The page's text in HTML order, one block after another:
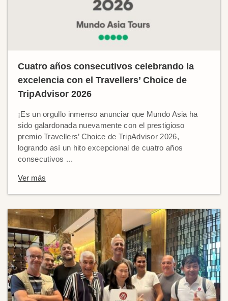
Cuatro años consecutivos celebrando la
excelencia con el Travellers’ Choice de
TripAdvisor 2026
¡Es un orgullo inmenso anunciar que Mundo Asia ha
sido galardonada nuevamente con el prestigioso
premio Travellers’ Choice de TripAdvisor 2026,
logrando así un hito excepcional de cuatro años
consecutivos ...
Ver más